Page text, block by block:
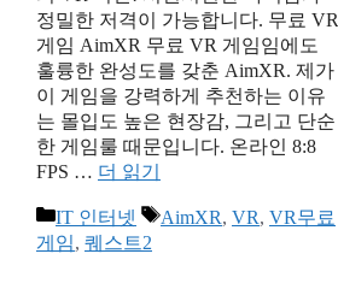
정밀한 저격이 가능합니다. 무료 VR
게임 AimXR 무료 VR 게임임에도
훌륭한 완성도를 갖춘 AimXR. 제가
이 게임을 강력하게 추천하는 이유
는 몰입도 높은 현장감, 그리고 단순
한 게임룰 때문입니다. 온라인 8:8
FPS … 더 읽기
카
테
IT 인터넷
태
AimXR, VR, VR무료
게임, 퀘스트2